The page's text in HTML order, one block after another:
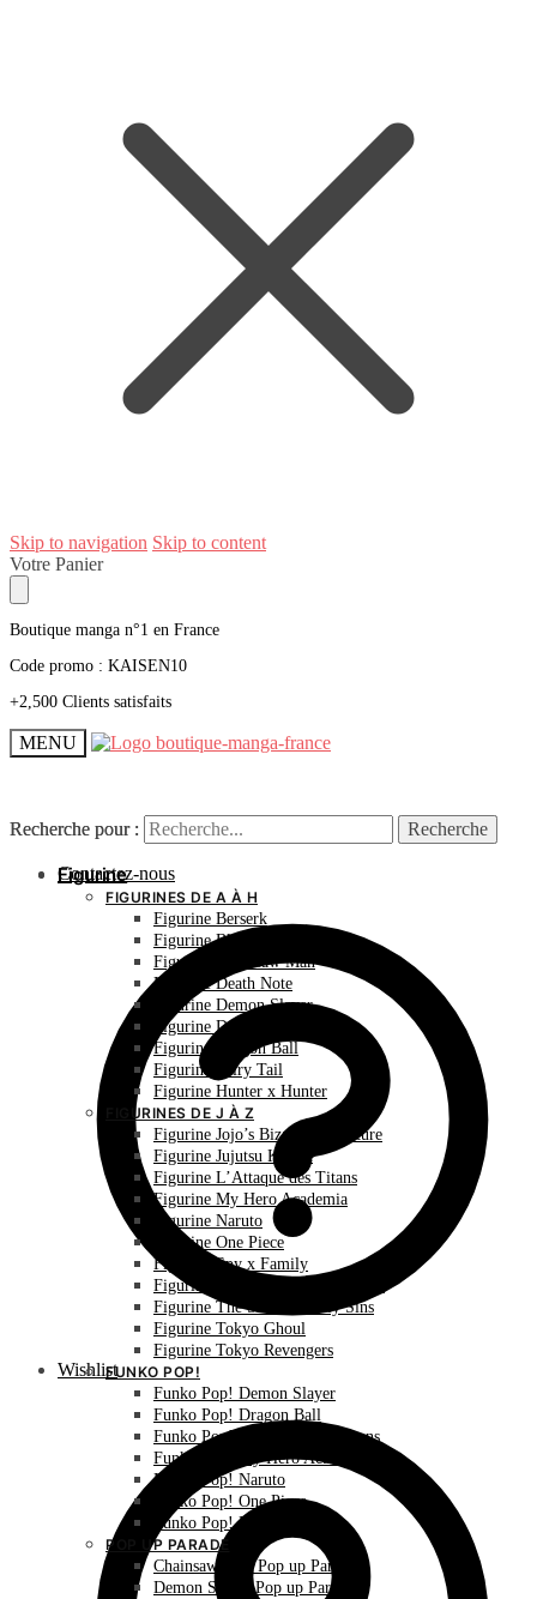
Skip to navigation Skip to content
Votre Panier
Boutique manga n°1 en France
Code promo : KAISEN10
+2,500 Clients satisfaits
MENU
Recherche pour : Recherche
Contactez-nous
Wishlist
Recherche pour : Recherche
Figurine
FIGURINES DE A À H
Figurine Berserk
Figurine Bleach
Figurine Chainsaw Man
Figurine Death Note
Figurine Demon Slayer
Figurine Dr Stone
Figurine Dragon Ball
Figurine Fairy Tail
Figurine Hunter x Hunter
FIGURINES DE J À Z
Figurine Jojo’s Bizarre Adventure
Figurine Jujutsu Kaisen
Figurine L’Attaque des Titans
Figurine My Hero Academia
Figurine Naruto
Figurine One Piece
Figurine Spy x Family
Figurine The Promised Neverland
Figurine The Seven Deadly Sins
Figurine Tokyo Ghoul
Figurine Tokyo Revengers
FUNKO POP!
Funko Pop! Demon Slayer
Funko Pop! Dragon Ball
Funko Pop! L’Attaque des Titans
Funko Pop! My Hero Academia
Funko Pop! Naruto
Funko Pop! One Piece
Funko Pop! Pokémon
POP UP PARADE
Chainsaw Man Pop up Parade
Demon Slayer Pop up Parade